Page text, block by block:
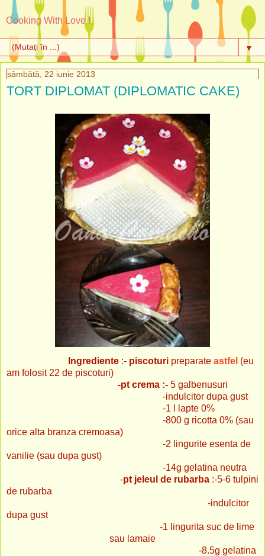
Cooking With Love !
▼
sâmbătă, 22 iunie 2013
TORT DIPLOMAT (DIPLOMATIC CAKE)
Ingrediente :- piscoturi preparate astfel (eu
am folosit 22 de piscoturi)
-pt crema :- 5 galbenusuri
-indulcitor dupa gust
-1 l lapte 0%
-800 g ricotta 0% (sau
orice alta branza cremoasa)
-2 lingurite esenta de
vanilie (sau dupa gust)
-14g gelatina neutra
-pt jeleul de rubarba :-5-6 tulpini
de rubarba
-indulcitor
dupa gust
-1 lingurita suc de lime
sau lamaie
-8.5g gelatina